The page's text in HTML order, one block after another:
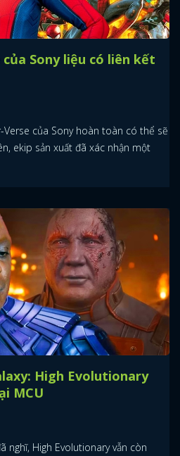
Sony liệu có liên kết
của Sony hoàn toàn có thể sẽ
ekip sản xuất đã xác nhận một
High Evolutionary
MCU
nghĩ, High Evolutionary vẫn còn